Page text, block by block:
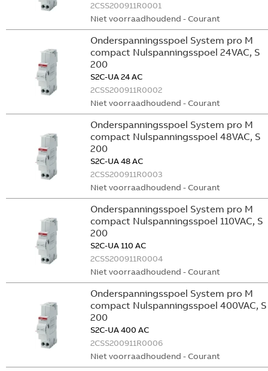
2CSS200911R0001
Niet voorraadhoudend - Courant
Onderspanningsspoel System pro M
compact Nulspanningsspoel 24VAC, S
200
S2C-UA 24 AC
2CSS200911R0002
Niet voorraadhoudend - Courant
Onderspanningsspoel System pro M
compact Nulspanningsspoel 48VAC, S
200
S2C-UA 48 AC
2CSS200911R0003
Niet voorraadhoudend - Courant
Onderspanningsspoel System pro M
compact Nulspanningsspoel 110VAC, S
200
S2C-UA 110 AC
2CSS200911R0004
Niet voorraadhoudend - Courant
Onderspanningsspoel System pro M
compact Nulspanningsspoel 400VAC, S
200
S2C-UA 400 AC
2CSS200911R0006
Niet voorraadhoudend - Courant